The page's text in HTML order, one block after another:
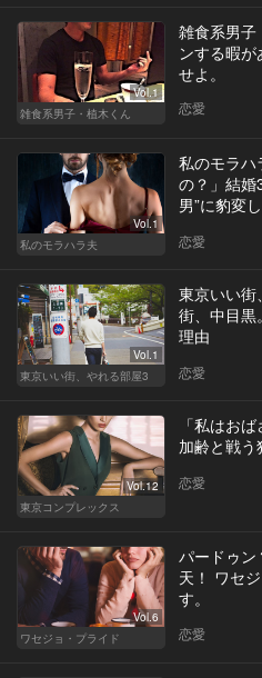
Vol.1
雑食系男子・植木くん
雑食系男子
ンする暇
せよ。
恋愛
Vol.1
私のモラハラ夫
私のモラハ
の？」結婚
男”に豹変
恋愛
Vol.1
東京いい街、やれる部屋3
東京いい街
街、中目黒
理由
恋愛
Vol.12
東京コンプレックス
「私はお
加齢と戦
恋愛
Vol.6
ワセジョ・プライド
パードゥン
天！ ワセ
す。
恋愛